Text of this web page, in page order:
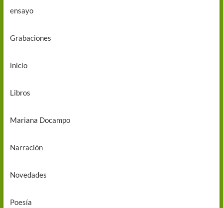
ensayo
Grabaciones
inicio
Libros
Mariana Docampo
Narración
Novedades
Poesía